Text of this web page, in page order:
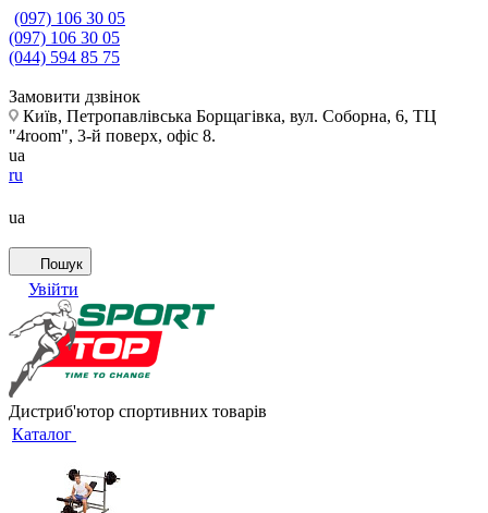
(097) 106 30 05
(097) 106 30 05
(044) 594 85 75
Замовити дзвінок
Київ, Петропавлівська Борщагівка, вул. Соборна, 6, ТЦ
"4room", 3-й поверх, офіс 8.
ua
ru
ua
Пошук
Увійти
Дистриб'ютор спортивних товарів
Каталог